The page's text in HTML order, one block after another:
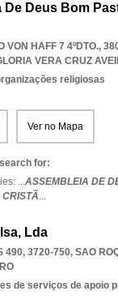
De Deus Bom
VON HAFF 7 4ºDTO.,
VERA CRUZ
religiosas
Ver no Mapa
for:
...ASSEMBLEIA DE
...
Lda
490, 3720-750, SAO
de serviços de apoio